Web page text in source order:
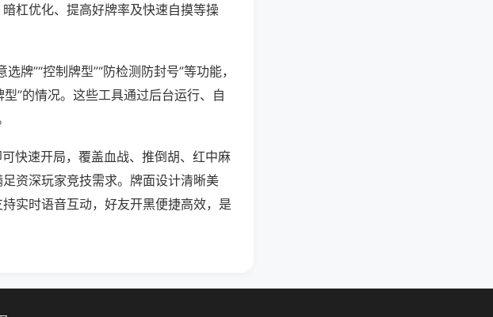
杠优化、提高好牌率及快速自摸等操
牌”“控制牌型”“防检测防封号”等功能，
”的情况。这些工具通过后台运行、自
快速开局，覆盖血战、推倒胡、红中麻
资深玩家竞技需求。牌面设计清晰美
实时语音互动，好友开黑便捷高效，是